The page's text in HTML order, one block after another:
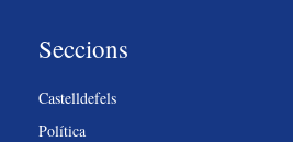
Seccions
Castelldefels
Política